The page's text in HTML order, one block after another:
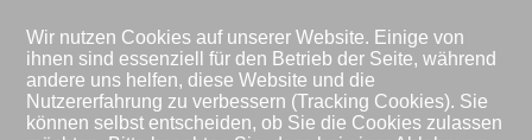
Das Museum
Entstehung
Rückblick
Gesamtüberblick
Museumskonzept
Fördermöglichkeit
Wir nutzen Cookies auf unserer Website. Einige von
ihnen sind essenziell für den Betrieb der Seite, während
andere uns helfen, diese Website und die
Nutzererfahrung zu verbessern (Tracking Cookies). Sie
können selbst entscheiden, ob Sie die Cookies zulassen